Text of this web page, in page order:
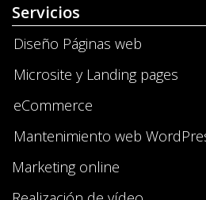
Servicios
Diseño Páginas web
Microsite y Landing pages
eCommerce
Mantenimiento web
Marketing online